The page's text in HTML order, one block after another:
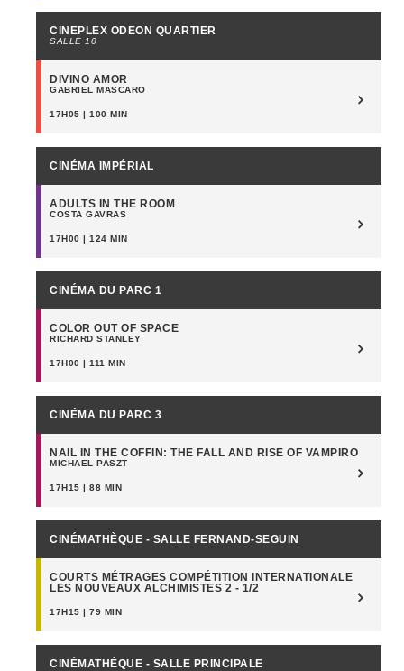
CINEPLEX ODEON QUARTIER
SALLE 10
DIVINO AMOR
GABRIEL MASCARO
17H05 | 100 MIN
CINÉMA IMPÉRIAL
ADULTS IN THE ROOM
COSTA GAVRAS
17H00 | 124 MIN
CINÉMA DU PARC 1
COLOR OUT OF SPACE
RICHARD STANLEY
17H00 | 111 MIN
CINÉMA DU PARC 3
NAIL IN THE COFFIN: THE FALL AND RISE OF VAMPIRO
MICHAEL PASZT
17H15 | 88 MIN
CINÉMATHÈQUE - SALLE FERNAND-SEGUIN
COURTS MÉTRAGES COMPÉTITION INTERNATIONALE
LES NOUVEAUX ALCHIMISTES 2 - 1/2
17H15 | 79 MIN
CINÉMATHÈQUE - SALLE PRINCIPALE